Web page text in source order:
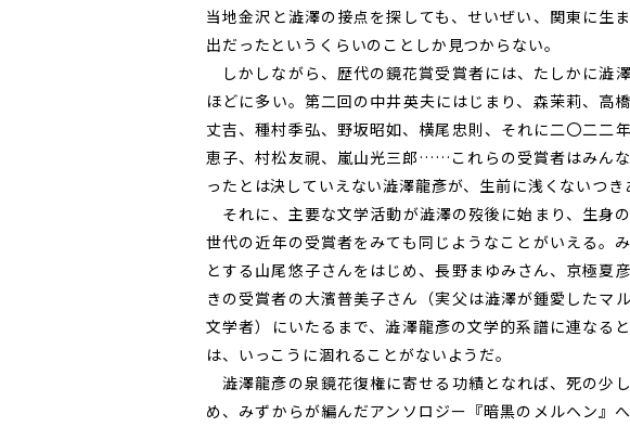
当地金沢と澁澤の接点を探しても、せいぜい、関東に生
出だったというくらいのことしか見つからない。
しかしながら、歴代の鏡花賞受賞者には、たしかに澁
ほどに多い。第二回の中井英夫にはじまり、森茉莉、高
丈吉、種村季弘、野坂昭如、横尾忠則、それに二〇二二
恵子、村松友視、嵐山光三郎……これらの受賞者はみん
ったとは決していえない澁澤龍彥が、生前に浅くないつき
それに、主要な文学活動が澁澤の歿後に始まり、生身
世代の近年の受賞者をみても同じようなことがいえる。
とする山尾悠子さんをはじめ、長野まゆみさん、京極夏
きの受賞者の大濱普美子さん（実父は澁澤が鍾愛したマ
文学者）にいたるまで、澁澤龍彥の文学的系譜に連なる
は、いっこうに涸れることがないようだ。
澁澤龍彥の泉鏡花復権に寄せる功績となれば、死の少
め、みずからが編んだアンソロジー『暗黒のメルヘン』